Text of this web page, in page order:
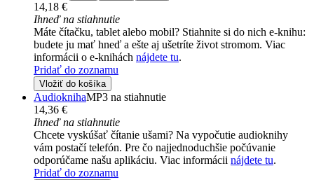
14,18 €
Ihneď na stiahnutie
Máte čítačku, tablet alebo mobil? Stiahnite si do nich e-knihu:
budete ju mať hneď a ešte aj ušetríte život stromom. Viac
informácii o e-knihách nájdete tu.
Pridať do zoznamu
Vložiť do košíka
AudioknihaMP3 na stiahnutie
14,36 €
Ihneď na stiahnutie
Chcete vyskúšať čítanie ušami? Na vypočutie audioknihy
vám postačí telefón. Pre čo najjednoduchšie počúvanie
odporúčame našu aplikáciu. Viac informácii nájdete tu.
Pridať do zoznamu